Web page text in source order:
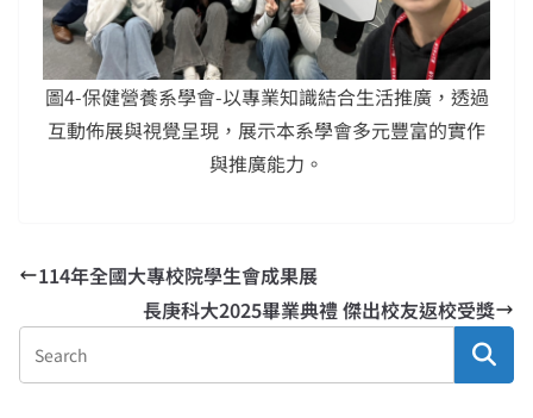
圖4-保健營養系學會-以專業知識結合生活推廣，透過
互動佈展與視覺呈現，展示本系學會多元豐富的實作
與推廣能力。
114年全國大專校院學生會成果展
長庚科大2025畢業典禮 傑出校友返校受獎